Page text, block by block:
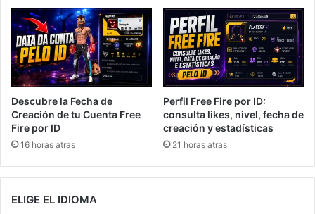
Descubre la Fecha de
Creación de tu Cuenta Free
Fire por ID
16 horas atras
Perfil Free Fire por ID:
consulta likes, nivel, fecha de
creación y estadísticas
21 horas atras
ELIGE EL IDIOMA